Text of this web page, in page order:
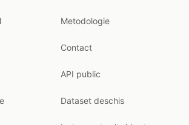
Metodologie
Contact
API public
Dataset deschis